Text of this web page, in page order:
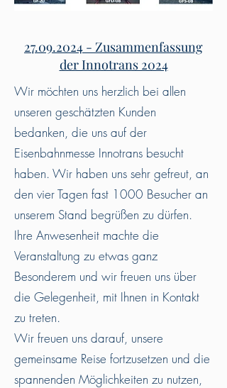
27.09.2024 - Zusammenfassung
der Innotrans 2024
Wir möchten uns herzlich bei allen
unseren geschätzten Kunden
bedanken, die uns auf der
Eisenbahnmesse Innotrans besucht
haben. Wir haben uns sehr gefreut, an
den vier Tagen fast 1000 Besucher an
unserem Stand begrüßen zu dürfen.
Ihre Anwesenheit machte die
Veranstaltung zu etwas ganz
Besonderem und wir freuen uns über
die Gelegenheit, mit Ihnen in Kontakt
zu treten.
Wir freuen uns darauf, unsere
gemeinsame Reise fortzusetzen und die
spannenden Möglichkeiten zu nutzen,